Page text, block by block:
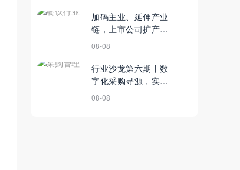
亿美元丨3月5日【电
商简讯】
加码主业、延伸产业
链，上市公司扩产能
拓市场“迎丰年”丨9月
08-08
行业沙龙第六期丨数
字化采购寻源，实现
阳光采购
08-08